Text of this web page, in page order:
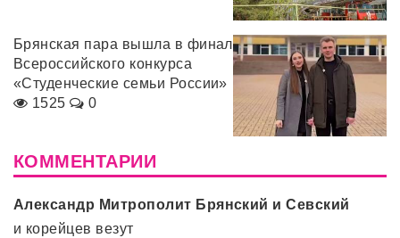
Брянская пара вышла в финал
Всероссийского конкурса
«Студенческие семьи России»
1525
0
КОММЕНТАРИИ
Александр Митрополит Брянский и Севский
и корейцев везут